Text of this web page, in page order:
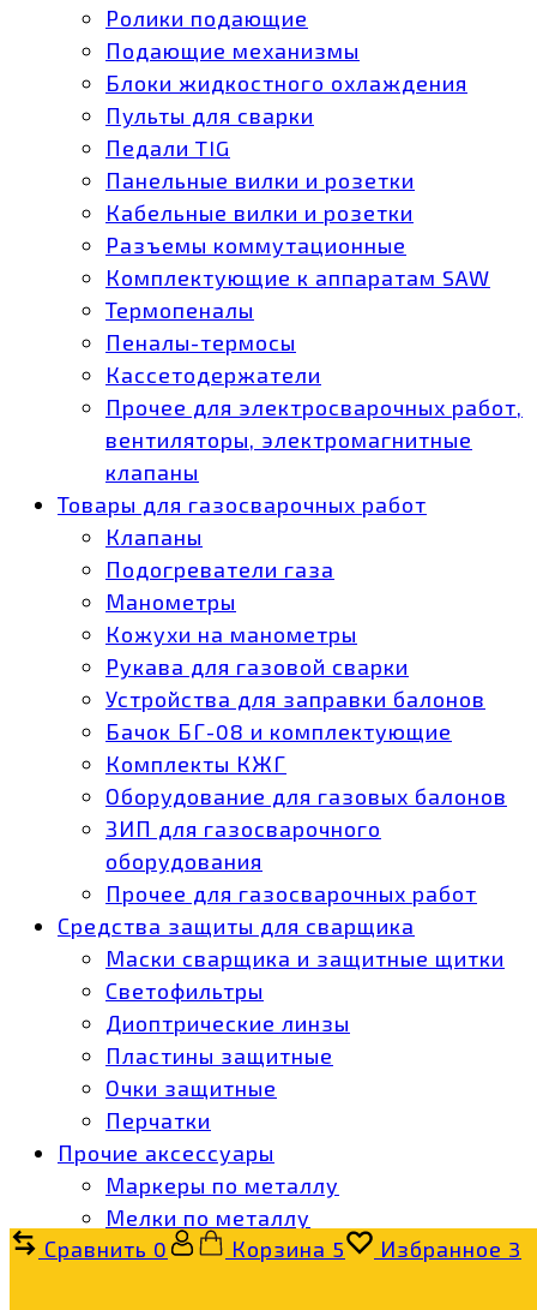
Сравнить 0 Корзина 5 Избранное 3
Ролики подающие
Подающие механизмы
Блоки жидкостного охлаждения
Пульты для сварки
Педали TIG
Панельные вилки и розетки
Кабельные вилки и розетки
Разъемы коммутационные
Комплектующие к аппаратам SAW
Термопеналы
Пеналы-термосы
Кассетодержатели
Прочее для электросварочных работ,
вентиляторы, электромагнитные
клапаны
Товары для газосварочных работ
Клапаны
Подогреватели газа
Манометры
Кожухи на манометры
Рукава для газовой сварки
Устройства для заправки балонов
Бачок БГ-08 и комплектующие
Комплекты КЖГ
Оборудование для газовых балонов
ЗИП для газосварочного
оборудования
Прочее для газосварочных работ
Средства защиты для сварщика
Маски сварщика и защитные щитки
Светофильтры
Диоптрические линзы
Пластины защитные
Очки защитные
Перчатки
Прочие аксессуары
Маркеры по металлу
Мелки по металлу
Карандаши разметочные